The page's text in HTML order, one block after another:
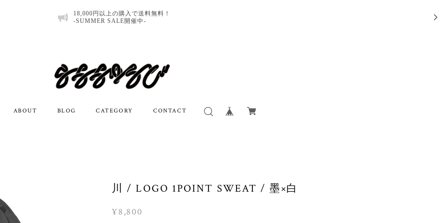
18,000円以上の購入で送料無料！
-SUMMER SALE開催中-
ABOUT BLOG CATEGORY CONTACT
川 / LOGO 1POINT SWEAT / 墨×白
¥8,800